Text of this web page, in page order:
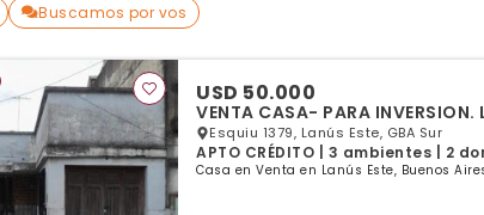
Buscamos por vos
USD 50.000
VENTA CASA- PARA INVERSION.
Esquiu 1379, Lanús Este, GBA Sur
APTO CRÉDITO | 3 ambientes | 2
Casa en Venta en Lanús Este, Buenos